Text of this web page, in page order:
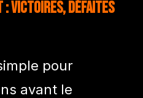
: victoires, défaites
pour
avant le